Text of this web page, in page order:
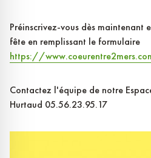
Préinscrivez-vous dès maintenant
fête en remplissant le formulaire
https://
Contactez l'équipe de notre
Hurtaud 05.56.23.95.17